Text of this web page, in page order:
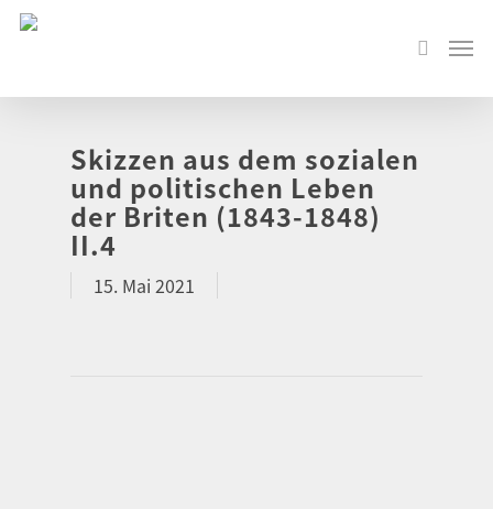
Skizzen aus dem sozialen
und politischen Leben
der Briten (1843-1848)
II.4
15. Mai 2021